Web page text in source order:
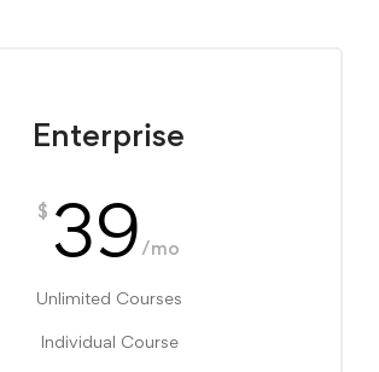
Enterprise
$ 39/mo
Unlimited Courses
Individual Course